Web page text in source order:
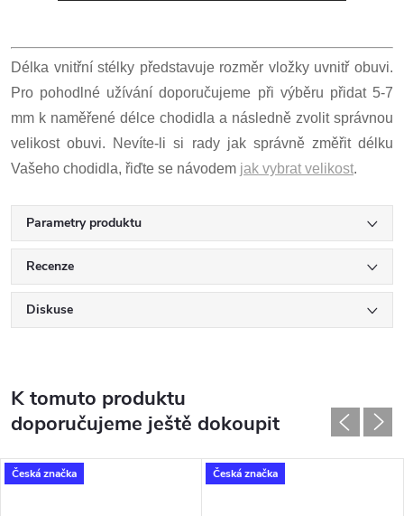
Délka vnitřní stélky představuje rozměr vložky uvnitř obuvi.
Pro pohodlné užívání doporučujeme při výběru přidat 5-7
mm k naměřené délce chodidla a následně zvolit správnou
velikost obuvi. Nevíte-li si rady jak správně změřit délku
Vašeho chodidla, řiďte se návodem jak vybrat velikost.
Parametry produktu
Recenze
Diskuse
K tomuto produktu
doporučujeme ještě dokoupit
Česká značka Česká značka